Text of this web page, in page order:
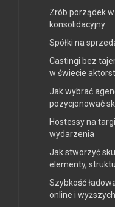
Zrób porządek
konsolidacyjny
Spółki na
Castingi bez
w świecie
Jak wybrać
pozycjonować
Hostessy na
wydarzenia
Jak stworzyć
elementy,
Szybkość
online i